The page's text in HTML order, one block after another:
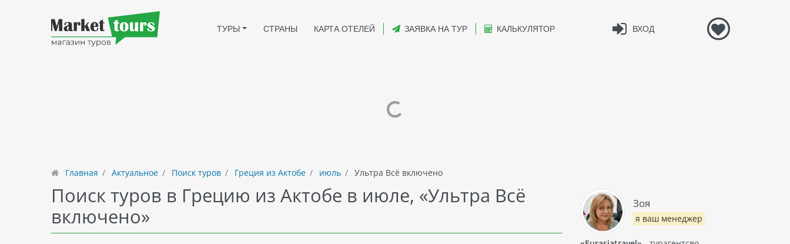
ВХОД
ТУРЫ СТРАНЫ КАРТА ОТЕЛЕЙ ЗАЯВКА НА ТУР КАЛЬКУЛЯТОР
Главная Актуальное Поиск туров Греция из Актобе июль Ультра Всё включено
Поиск туров в Грецию из Актобе в июле, «Ультра Всё
включено»
Зоя
я ваш менеджер